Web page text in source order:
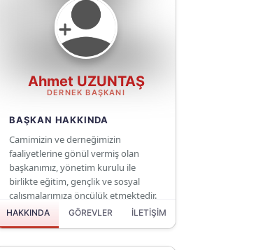
Ahmet UZUNTAŞ
DERNEK BAŞKANI
BAŞKAN HAKKINDA
Camimizin ve derneğimizin
faaliyetlerine gönül vermiş olan
başkanımız, yönetim kurulu ile
birlikte eğitim, gençlik ve sosyal
çalışmalarımıza öncülük etmektedir.
HAKKINDA GÖREVLER İLETİŞİM